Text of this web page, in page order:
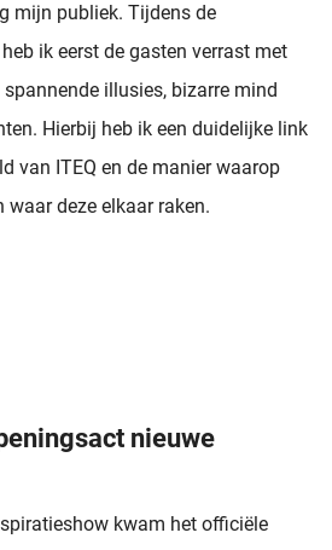
mijn publiek. Tijdens de
ik eerst de gasten verrast met
illusies, bizarre mind
Hierbij heb ik een duidelijke link
van ITEQ en de manier waarop
deze elkaar raken.
nieuwe
kwam het officiële